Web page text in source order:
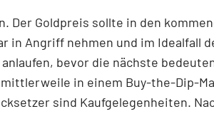
Der Goldpreis sollte in den
in Angriff nehmen und im Idealfall
anlaufen, bevor die nächste
in einem Buy-the-Dip-
sind Kaufgelegenheiten.